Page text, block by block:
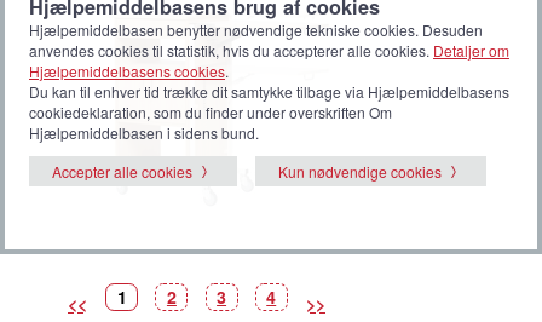
<< >>
B
i1V
B
i2 B
i3 B
i4
Hjælpemiddelbasens brug af cookies
Hjælpemiddelbasen benytter nødvendige tekniske cookies. Desuden
anvendes cookies til statistik, hvis du accepterer alle cookies. Detaljer om
Hjælpemiddelbasens cookies.
Du kan til enhver tid trække dit samtykke tilbage via Hjælpemiddelbasens
cookiedeklaration, som du finder under overskriften Om
Hjælpemiddelbasen i sidens bund.
Accepter alle cookies
Kun nødvendige cookies